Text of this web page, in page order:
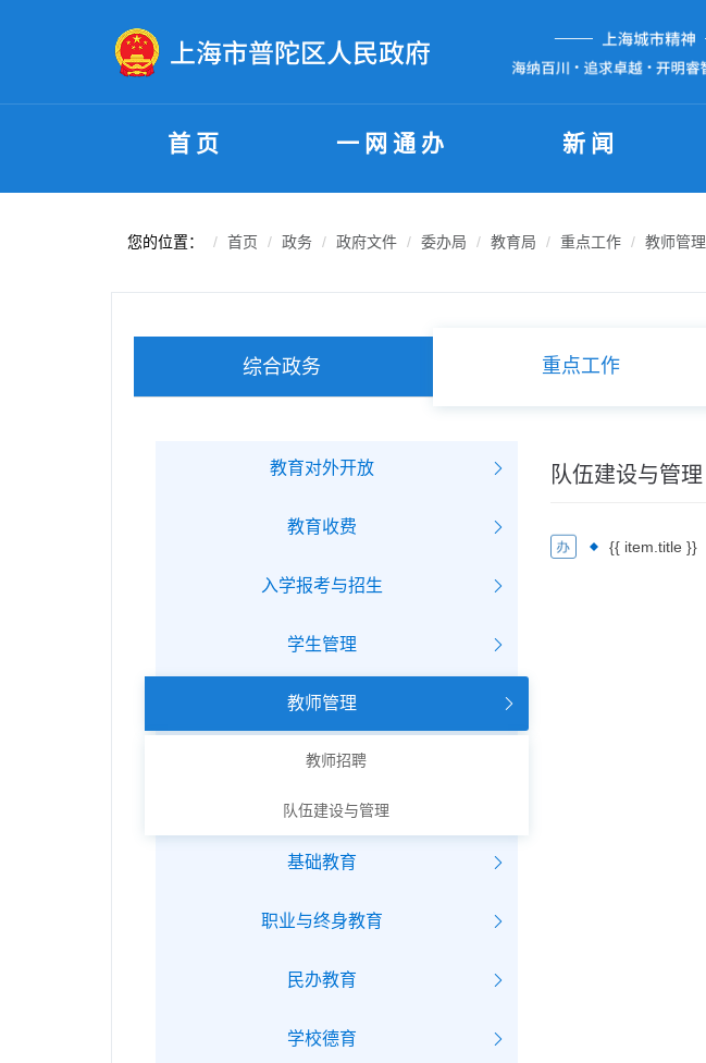
首页 一网通办 新闻
您的位置： 首页 政务 政府文件 委办局 教育局 重点工作 教师管理
综合政务 重点工作
教育对外开放
教育收费
入学报考与招生
学生管理
教师管理
教师招聘
队伍建设与管理
基础教育
职业与终身教育
民办教育
学校德育
队伍建设与管理
{{ item.title }}